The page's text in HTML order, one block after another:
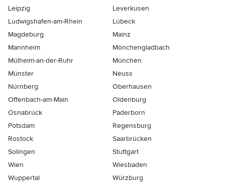
Leipzig
Leverkusen
Ludwigshafen-am-Rhein
Lübeck
Magdeburg
Mainz
Mannheim
Mönchen­gladbach
Mülheim-an-der-Ruhr
München
Münster
Neuss
Nürnberg
Oberhausen
Offenbach-am-Main
Oldenburg
Osnabrück
Paderborn
Potsdam
Regensburg
Rostock
Saarbrücken
Solingen
Stuttgart
Wien
Wiesbaden
Wuppertal
Würzburg